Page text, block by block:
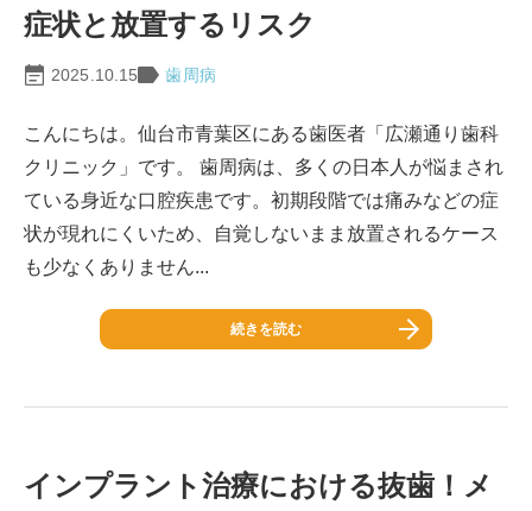
症状と放置するリスク
2025.10.15 歯周病
こんにちは。仙台市青葉区にある歯医者「広瀬通り歯科
クリニック」です。 歯周病は、多くの日本人が悩まされ
ている身近な口腔疾患です。初期段階では痛みなどの症
状が現れにくいため、自覚しないまま放置されるケース
も少なくありません...
続きを読む
インプラント治療における抜歯！メ